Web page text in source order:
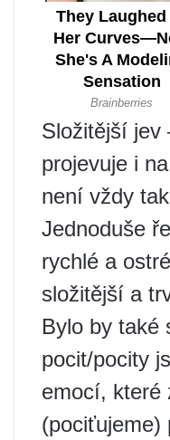
Složitější jev
projevuje i
není vždy
Jednoduše
rychlé a
složitější a
Bylo by také
pocit/pocity
emocí, které
(pociťujeme)